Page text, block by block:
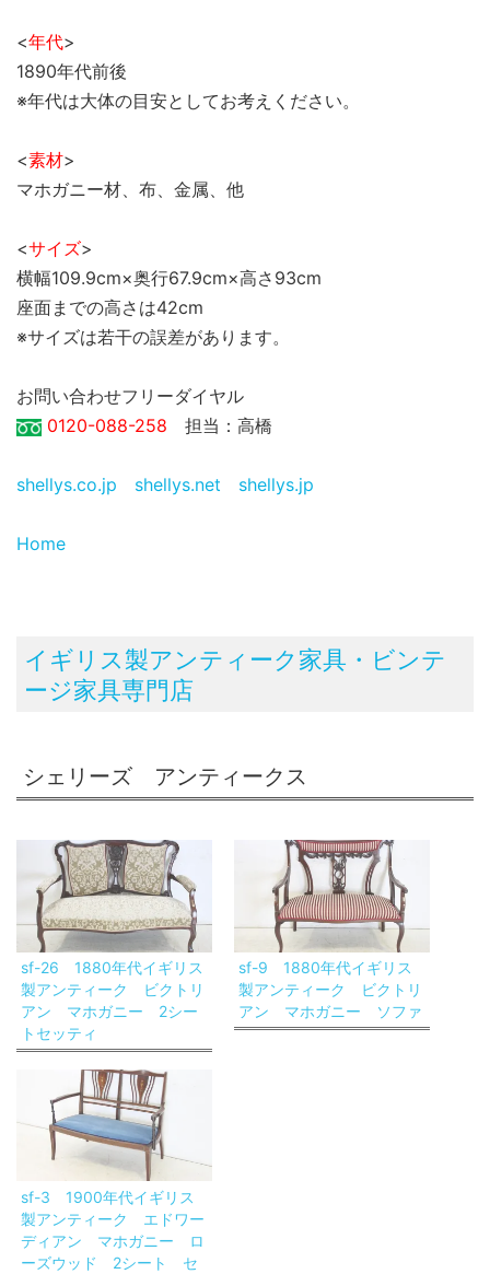
<年代>
1890年代前後
※年代は大体の目安としてお考えください。
<素材>
マホガニー材、布、金属、他
<サイズ>
横幅109.9cm×奥行67.9cm×高さ93cm
座面までの高さは42cm
※サイズは若干の誤差があります。
お問い合わせフリーダイヤル
0120-088-258 担当：高橋
shellys.co.jp shellys.net shellys.jp
Home
イギリス製アンティーク家具・ビンテ
ージ家具専門店
シェリーズ アンティークス
sf-26 1880年代イギリス
製アンティーク ビクトリ
アン マホガニー 2シー
トセッティ
sf-9 1880年代イギリス
製アンティーク ビクトリ
アン マホガニー ソファ
sf-3 1900年代イギリス
製アンティーク エドワー
ディアン マホガニー ロ
ーズウッド 2シート セ